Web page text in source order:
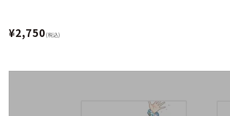
¥2,750 (税込)